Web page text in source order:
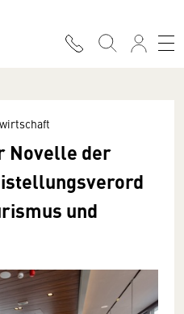
Novelle der
und